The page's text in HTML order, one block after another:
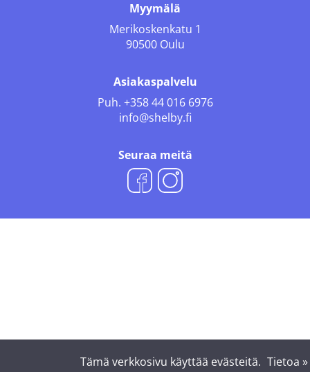
Myymälä
Merikoskenkatu 1
90500 Oulu
Asiakaspalvelu
Puh. +358 44 016 6976
info@shelby.fi
Seuraa meitä
Tämä verkkosivu käyttää evästeitä. Tietoa »